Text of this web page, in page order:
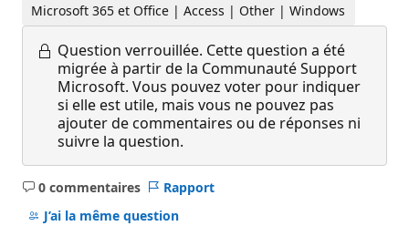
Microsoft 365 et Office | Access | Other | Windows
Question verrouillée. Cette question a été
migrée à partir de la Communauté Support
Microsoft. Vous pouvez voter pour indiquer
si elle est utile, mais vous ne pouvez pas
ajouter de commentaires ou de réponses ni
suivre la question.
0 commentaires
Aucun
commentaire
Rapport
J’ai la même question